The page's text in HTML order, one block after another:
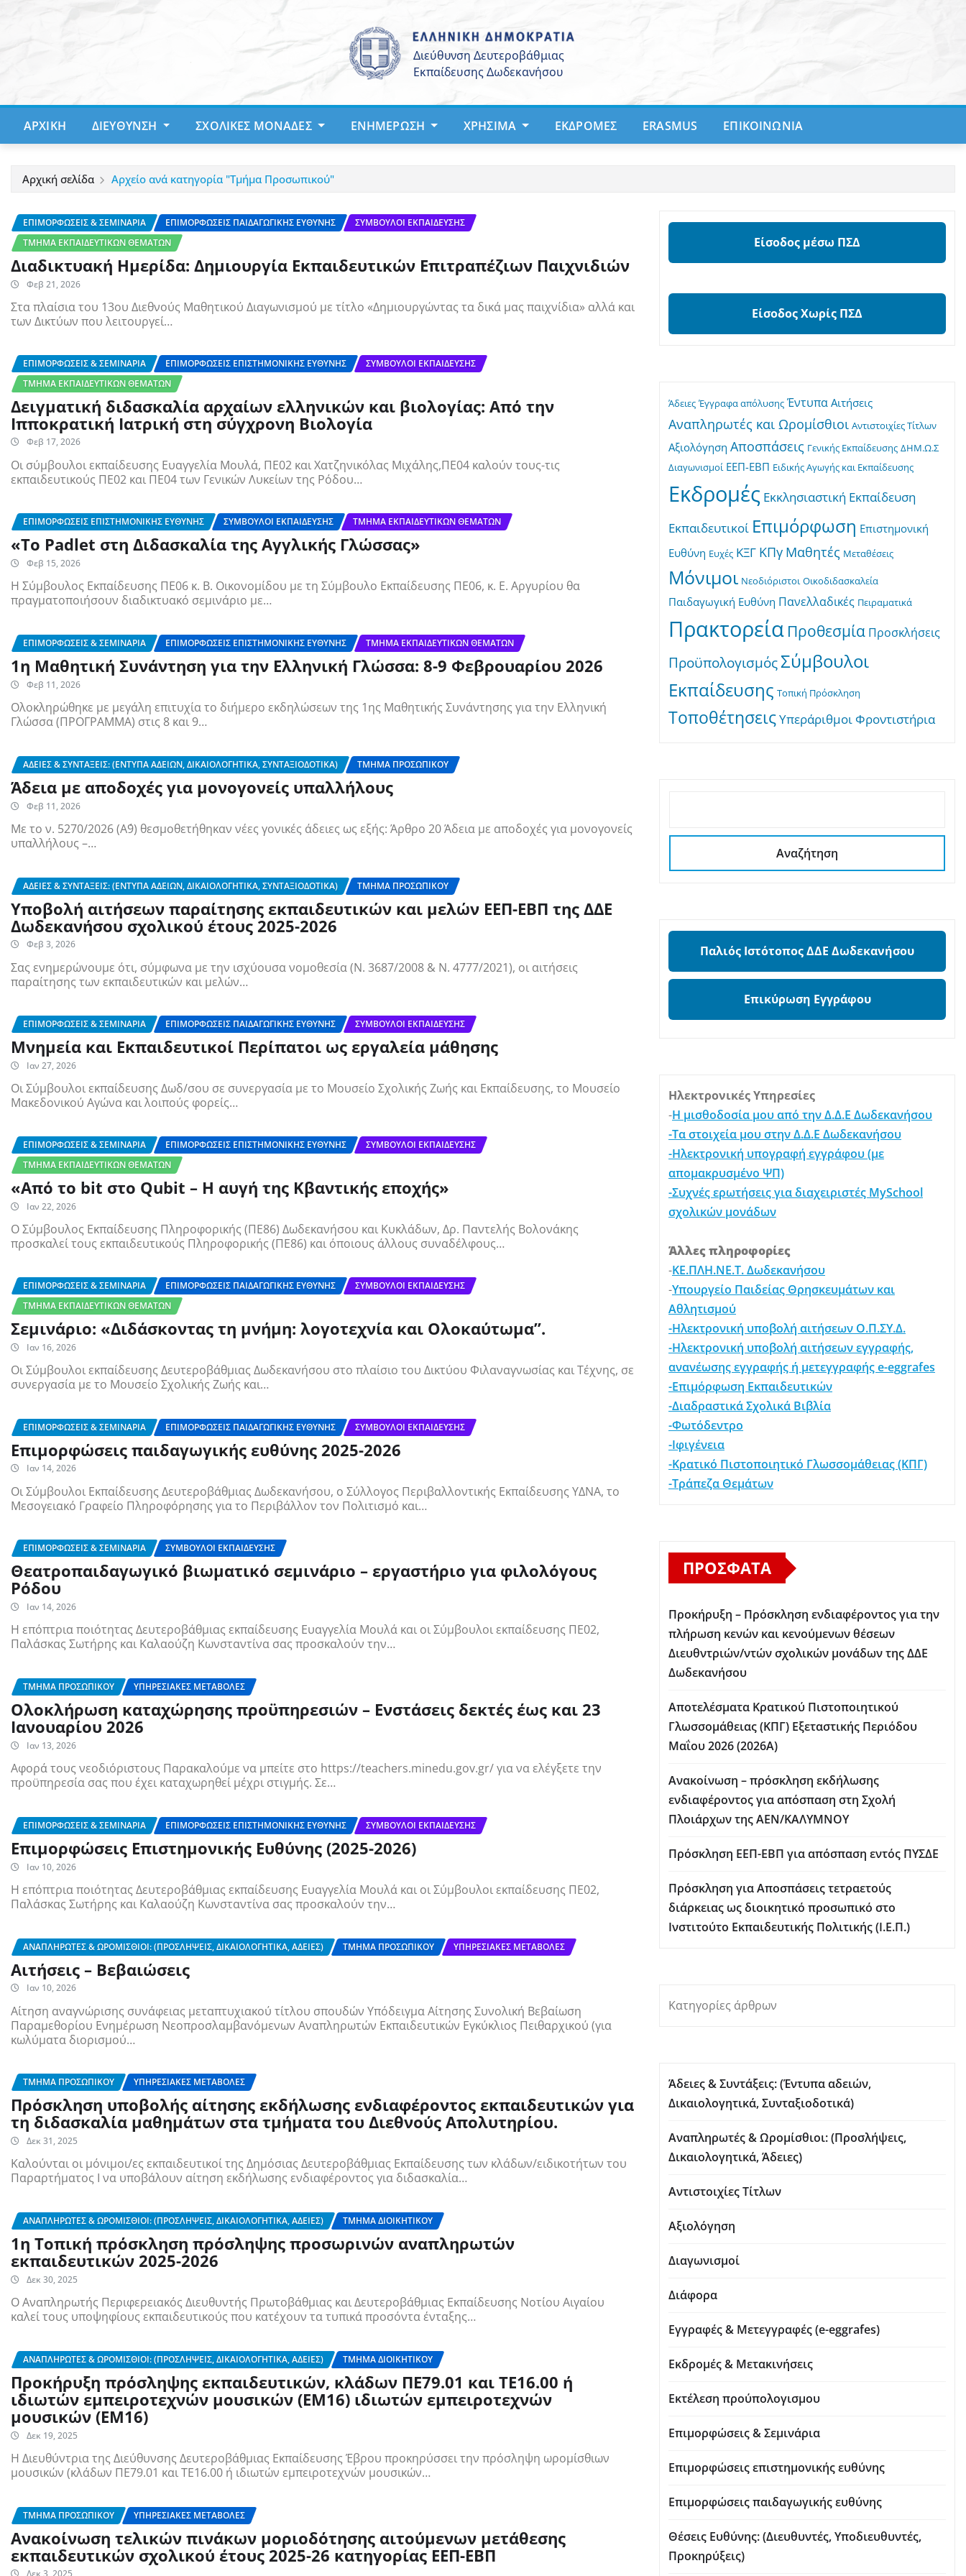
ΑΡΧΙΚΉ ΔΙΕΎΘΥΝΣΗ ΣΧΟΛΙΚΈΣ ΜΟΝΆΔΕΣ ΕΝΗΜΈΡΩΣΗ ΧΡΉΣΙΜΑ ΕΚΔΡΟΜΈΣ ERASMUS ΕΠΙΚΟΙΝΩΝΙΑ
Αρχική σελίδα Αρχείο ανά κατηγορία "Τμήμα Προσωπικού"
ΕΠΙΜΟΡΦΏΣΕΙΣ & ΣΕΜΙΝΆΡΙΑ ΕΠΙΜΟΡΦΏΣΕΙΣ ΠΑΙΔΑΓΩΓΙΚΉΣ ΕΥΘΎΝΗΣ
ΣΎΜΒΟΥΛΟΙ ΕΚΠΑΊΔΕΥΣΗΣ
ΤΜΉΜΑ ΕΚΠΑΙΔΕΥΤΙΚΏΝ ΘΕΜΆΤΩΝ
Διαδικτυακή Ημερίδα: Δημιουργία Εκπαιδευτικών Επιτραπέζιων Παιχνιδιών
Φεβ 21, 2026
Στα πλαίσια του 13ου Διεθνούς Μαθητικού Διαγωνισμού με τίτλο «Δημιουργώντας τα δικά μας παιχνίδια» αλλά και
των Δικτύων που λειτουργεί…
ΕΠΙΜΟΡΦΏΣΕΙΣ & ΣΕΜΙΝΆΡΙΑ ΕΠΙΜΟΡΦΏΣΕΙΣ ΕΠΙΣΤΗΜΟΝΙΚΉΣ ΕΥΘΎΝΗΣ
ΣΎΜΒΟΥΛΟΙ ΕΚΠΑΊΔΕΥΣΗΣ
ΤΜΉΜΑ ΕΚΠΑΙΔΕΥΤΙΚΏΝ ΘΕΜΆΤΩΝ
Δειγματική διδασκαλία αρχαίων ελληνικών και βιολογίας: Από την
Ιπποκρατική Ιατρική στη σύγχρονη Βιολογία
Φεβ 17, 2026
Οι σύμβουλοι εκπαίδευσης Ευαγγελία Μουλά, ΠΕ02 και Χατζηνικόλας Μιχάλης,ΠΕ04 καλούν τους-τις
εκπαιδευτικούς ΠΕ02 και ΠΕ04 των Γενικών Λυκείων της Ρόδου…
ΕΠΙΜΟΡΦΏΣΕΙΣ ΕΠΙΣΤΗΜΟΝΙΚΉΣ ΕΥΘΎΝΗΣ ΣΎΜΒΟΥΛΟΙ ΕΚΠΑΊΔΕΥΣΗΣ ΤΜΉΜΑ ΕΚΠΑΙΔΕΥΤΙΚΏΝ ΘΕΜΆΤΩΝ
«Το Padlet στη Διδασκαλία της Αγγλικής Γλώσσας»
Φεβ 15, 2026
Η Σύμβουλος Εκπαίδευσης ΠΕ06 κ. Β. Οικονομίδου με τη Σύμβουλο Εκπαίδευσης ΠΕ06, κ. Ε. Αργυρίου θα
πραγματοποιήσουν διαδικτυακό σεμινάριο με…
ΕΠΙΜΟΡΦΏΣΕΙΣ & ΣΕΜΙΝΆΡΙΑ ΕΠΙΜΟΡΦΏΣΕΙΣ ΕΠΙΣΤΗΜΟΝΙΚΉΣ ΕΥΘΎΝΗΣ ΤΜΉΜΑ ΕΚΠΑΙΔΕΥΤΙΚΏΝ ΘΕΜΆΤΩΝ
1η Μαθητική Συνάντηση για την Ελληνική Γλώσσα: 8-9 Φεβρουαρίου 2026
Φεβ 11, 2026
Ολοκληρώθηκε με μεγάλη επιτυχία το διήμερο εκδηλώσεων της 1ης Μαθητικής Συνάντησης για την Ελληνική
Γλώσσα (ΠΡΟΓΡΑΜΜΑ) στις 8 και 9…
ΆΔΕΙΕΣ & ΣΥΝΤΆΞΕΙΣ: (ΈΝΤΥΠΑ ΑΔΕΙΏΝ, ΔΙΚΑΙΟΛΟΓΗΤΙΚΆ, ΣΥΝΤΑΞΙΟΔΟΤΙΚΆ) ΤΜΉΜΑ ΠΡΟΣΩΠΙΚΟΎ
Άδεια με αποδοχές για μονογονείς υπαλλήλους
Φεβ 11, 2026
Με το ν. 5270/2026 (Α΄9) θεσμοθετήθηκαν νέες γονικές άδειες ως εξής: Άρθρο 20 Άδεια με αποδοχές για μονογονείς
υπαλλήλους –…
ΆΔΕΙΕΣ & ΣΥΝΤΆΞΕΙΣ: (ΈΝΤΥΠΑ ΑΔΕΙΏΝ, ΔΙΚΑΙΟΛΟΓΗΤΙΚΆ, ΣΥΝΤΑΞΙΟΔΟΤΙΚΆ) ΤΜΉΜΑ ΠΡΟΣΩΠΙΚΟΎ
Υποβολή αιτήσεων παραίτησης εκπαιδευτικών και μελών ΕΕΠ-ΕΒΠ της ΔΔΕ
Δωδεκανήσου σχολικού έτους 2025-2026
Φεβ 3, 2026
Σας ενημερώνουμε ότι, σύμφωνα με την ισχύουσα νομοθεσία (Ν. 3687/2008 & Ν. 4777/2021), οι αιτήσεις
παραίτησης των εκπαιδευτικών και μελών…
ΕΠΙΜΟΡΦΏΣΕΙΣ & ΣΕΜΙΝΆΡΙΑ ΕΠΙΜΟΡΦΏΣΕΙΣ ΠΑΙΔΑΓΩΓΙΚΉΣ ΕΥΘΎΝΗΣ ΣΎΜΒΟΥΛΟΙ ΕΚΠΑΊΔΕΥΣΗΣ
Μνημεία και Εκπαιδευτικοί Περίπατοι ως εργαλεία μάθησης
Ιαν 27, 2026
Οι Σύμβουλοι εκπαίδευσης Δωδ/σου σε συνεργασία με το Μουσείο Σχολικής Ζωής και Εκπαίδευσης, το Μουσείο
Μακεδονικού Αγώνα και λοιπούς φορείς…
ΕΠΙΜΟΡΦΏΣΕΙΣ & ΣΕΜΙΝΆΡΙΑ ΕΠΙΜΟΡΦΏΣΕΙΣ ΕΠΙΣΤΗΜΟΝΙΚΉΣ ΕΥΘΎΝΗΣ
ΣΎΜΒΟΥΛΟΙ ΕΚΠΑΊΔΕΥΣΗΣ
ΤΜΉΜΑ ΕΚΠΑΙΔΕΥΤΙΚΏΝ ΘΕΜΆΤΩΝ
«Από το bit στο Qubit – Η αυγή της Κβαντικής εποχής»
Ιαν 22, 2026
Ο Σύμβουλος Εκπαίδευσης Πληροφορικής (ΠΕ86) Δωδεκανήσου και Κυκλάδων, Δρ. Παντελής Βολονάκης
προσκαλεί τους εκπαιδευτικούς Πληροφορικής (ΠΕ86) και όποιους άλλους συναδέλφους…
ΕΠΙΜΟΡΦΏΣΕΙΣ & ΣΕΜΙΝΆΡΙΑ ΕΠΙΜΟΡΦΏΣΕΙΣ ΠΑΙΔΑΓΩΓΙΚΉΣ ΕΥΘΎΝΗΣ
ΣΎΜΒΟΥΛΟΙ ΕΚΠΑΊΔΕΥΣΗΣ
ΤΜΉΜΑ ΕΚΠΑΙΔΕΥΤΙΚΏΝ ΘΕΜΆΤΩΝ
Σεμινάριο: «Διδάσκοντας τη μνήμη: λογοτεχνία και Ολοκαύτωμα”.
Ιαν 16, 2026
Οι Σύμβουλοι εκπαίδευσης Δευτεροβάθμιας Δωδεκανήσου στο πλαίσιο του Δικτύου Φιλαναγνωσίας και Τέχνης, σε
συνεργασία με το Μουσείο Σχολικής Ζωής και…
ΕΠΙΜΟΡΦΏΣΕΙΣ & ΣΕΜΙΝΆΡΙΑ ΕΠΙΜΟΡΦΏΣΕΙΣ ΠΑΙΔΑΓΩΓΙΚΉΣ ΕΥΘΎΝΗΣ ΣΎΜΒΟΥΛΟΙ ΕΚΠΑΊΔΕΥΣΗΣ
Επιμορφώσεις παιδαγωγικής ευθύνης 2025-2026
Ιαν 14, 2026
Οι Σύμβουλοι Εκπαίδευσης Δευτεροβάθμιας Δωδεκανήσου, ο Σύλλογος Περιβαλλοντικής Εκπαίδευσης ΥΔΝΑ, το
Μεσογειακό Γραφείο Πληροφόρησης για το Περιβάλλον τον Πολιτισμό και…
ΕΠΙΜΟΡΦΏΣΕΙΣ & ΣΕΜΙΝΆΡΙΑ ΣΎΜΒΟΥΛΟΙ ΕΚΠΑΊΔΕΥΣΗΣ
Θεατροπαιδαγωγικό βιωματικό σεμινάριο – εργαστήριο για φιλολόγους
Ρόδου
Ιαν 14, 2026
Η επόπτρια ποιότητας Δευτεροβάθμιας εκπαίδευσης Ευαγγελία Μουλά και οι Σύμβουλοι εκπαίδευσης ΠΕ02,
Παλάσκας Σωτήρης και Καλαούζη Κωνσταντίνα σας προσκαλούν την…
ΤΜΉΜΑ ΠΡΟΣΩΠΙΚΟΎ ΥΠΗΡΕΣΙΑΚΈΣ ΜΕΤΑΒΟΛΈΣ
Ολοκλήρωση καταχώρησης προϋπηρεσιών – Ενστάσεις δεκτές έως και 23
Ιανουαρίου 2026
Ιαν 13, 2026
Αφορά τους νεοδιόριστους Παρακαλούμε να μπείτε στο https://teachers.minedu.gov.gr/ για να ελέγξετε την
προϋπηρεσία σας που έχει καταχωρηθεί μέχρι στιγμής. Σε…
ΕΠΙΜΟΡΦΏΣΕΙΣ & ΣΕΜΙΝΆΡΙΑ ΕΠΙΜΟΡΦΏΣΕΙΣ ΕΠΙΣΤΗΜΟΝΙΚΉΣ ΕΥΘΎΝΗΣ ΣΎΜΒΟΥΛΟΙ ΕΚΠΑΊΔΕΥΣΗΣ
Επιμορφώσεις Επιστημονικής Ευθύνης (2025-2026)
Ιαν 10, 2026
Η επόπτρια ποιότητας Δευτεροβάθμιας εκπαίδευσης Ευαγγελία Μουλά και οι Σύμβουλοι εκπαίδευσης ΠΕ02,
Παλάσκας Σωτήρης και Καλαούζη Κωνσταντίνα σας προσκαλούν την…
ΑΝΑΠΛΗΡΩΤΈΣ & ΩΡΟΜΊΣΘΙΟΙ: (ΠΡΟΣΛΉΨΕΙΣ, ΔΙΚΑΙΟΛΟΓΗΤΙΚΆ, ΆΔΕΙΕΣ) ΤΜΉΜΑ ΠΡΟΣΩΠΙΚΟΎ ΥΠΗΡΕΣΙΑΚΈΣ ΜΕΤΑΒΟΛΈΣ
Αιτήσεις – Βεβαιώσεις
Ιαν 10, 2026
Αίτηση αναγνώρισης συνάφειας μεταπτυχιακού τίτλου σπουδών Υπόδειγμα Αίτησης Συνολική Βεβαίωση
Παραμεθορίου Ενημέρωση Νεοπροσλαμβανόμενων Αναπληρωτών Εκπαιδευτικών Εγκύκλιος Πειθαρχικού (για
κωλύματα διορισμού…
ΤΜΉΜΑ ΠΡΟΣΩΠΙΚΟΎ ΥΠΗΡΕΣΙΑΚΈΣ ΜΕΤΑΒΟΛΈΣ
Πρόσκληση υποβολής αίτησης εκδήλωσης ενδιαφέροντος εκπαιδευτικών για
τη διδασκαλία μαθημάτων στα τμήματα του Διεθνούς Απολυτηρίου.
Δεκ 31, 2025
Καλούνται οι μόνιμοι/ες εκπαιδευτικοί της Δημόσιας Δευτεροβάθμιας Εκπαίδευσης των κλάδων/ειδικοτήτων του
Παραρτήματος Ι να υποβάλουν αίτηση εκδήλωσης ενδιαφέροντος για διδασκαλία…
ΑΝΑΠΛΗΡΩΤΈΣ & ΩΡΟΜΊΣΘΙΟΙ: (ΠΡΟΣΛΉΨΕΙΣ, ΔΙΚΑΙΟΛΟΓΗΤΙΚΆ, ΆΔΕΙΕΣ) ΤΜΉΜΑ ΔΙΟΙΚΗΤΙΚΟΎ
1η Τοπική πρόσκληση πρόσληψης προσωρινών αναπληρωτών
εκπαιδευτικών 2025-2026
Δεκ 30, 2025
Ο Αναπληρωτής Περιφερειακός Διευθυντής Πρωτοβάθμιας και Δευτεροβάθμιας Εκπαίδευσης Νοτίου Αιγαίου
καλεί τους υποψηφίους εκπαιδευτικούς που κατέχουν τα τυπικά προσόντα ένταξης…
ΑΝΑΠΛΗΡΩΤΈΣ & ΩΡΟΜΊΣΘΙΟΙ: (ΠΡΟΣΛΉΨΕΙΣ, ΔΙΚΑΙΟΛΟΓΗΤΙΚΆ, ΆΔΕΙΕΣ) ΤΜΉΜΑ ΔΙΟΙΚΗΤΙΚΟΎ
Προκήρυξη πρόσληψης εκπαιδευτικών, κλάδων ΠΕ79.01 και ΤΕ16.00 ή
ιδιωτών εμπειροτεχνών μουσικών (ΕΜ16) ιδιωτών εμπειροτεχνών
μουσικών (ΕΜ16)
Δεκ 19, 2025
Η Διευθύντρια της Διεύθυνσης Δευτεροβάθμιας Εκπαίδευσης Έβρου προκηρύσσει την πρόσληψη ωρομίσθιων
μουσικών (κλάδων ΠΕ79.01 και ΤΕ16.00 ή ιδιωτών εμπειροτεχνών μουσικών…
ΤΜΉΜΑ ΠΡΟΣΩΠΙΚΟΎ ΥΠΗΡΕΣΙΑΚΈΣ ΜΕΤΑΒΟΛΈΣ
Ανακοίνωση τελικών πινάκων μοριοδότησης αιτούμενων μετάθεσης
εκπαιδευτικών σχολικού έτους 2025-26 κατηγορίας ΕΕΠ-ΕΒΠ
Είσοδος μέσω ΠΣΔ
Είσοδος Χωρίς ΠΣΔ
Άδειες Έγγραφα απόλυσης Έντυπα Αιτήσεις
Αναπληρωτές και Ωρομίσθιοι Αντιστοιχίες Τίτλων
Αξιολόγηση Αποσπάσεις Γενικής Εκπαίδευσης ΔΗΜ.Ω.Σ
Διαγωνισμοί ΕΕΠ-ΕΒΠ Ειδικής Αγωγής και Εκπαίδευσης
Εκδρομές Εκκλησιαστική Εκπαίδευση
Εκπαιδευτικοί Επιμόρφωση Επιστημονική
Ευθύνη Ευχές ΚΞΓ ΚΠγ Μαθητές Μεταθέσεις
Μόνιμοι Νεοδιόριστοι Οικοδιδασκαλεία
Παιδαγωγική Ευθύνη Πανελλαδικές Πειραματικά
Πρακτορεία Προθεσμία Προσκλήσεις
ΠροϋπολογισμόςΣύμβουλοι
Εκπαίδευσης Τοπική Πρόσκληση
ΤοποθέτησειςΥπεράριθμοι Φροντιστήρια
Αναζήτηση
Παλιός Ιστότοπος ΔΔΕ Δωδεκανήσου
Επικύρωση Εγγράφου
Ηλεκτρονικές Υπηρεσίες
-Η μισθοδοσία μου από την Δ.Δ.Ε Δωδεκανήσου
-Τα στοιχεία μου στην Δ.Δ.Ε Δωδεκανήσου
-Ηλεκτρονική υπογραφή εγγράφου (με
απομακρυσμένο ΨΠ)
-Συχνές ερωτήσεις για διαχειριστές MySchool
σχολικών μονάδων
Άλλες πληροφορίες
-ΚΕ.ΠΛΗ.ΝΕ.Τ. Δωδεκανήσου
-Υπουργείο Παιδείας Θρησκευμάτων και
Αθλητισμού
-Ηλεκτρονική υποβολή αιτήσεων Ο.Π.ΣΥ.Δ.
-Ηλεκτρονική υποβολή αιτήσεων εγγραφής,
ανανέωσης εγγραφής ή μετεγγραφής e-eggrafes
-Επιμόρφωση Εκπαιδευτικών
-Διαδραστικά Σχολικά Βιβλία
-Φωτόδεντρο
-Ιφιγένεια
-Κρατικό Πιστοποιητικό Γλωσσομάθειας (ΚΠΓ)
-Τράπεζα Θεμάτων
ΠΡΌΣΦΑΤΑ
Προκήρυξη – Πρόσκληση ενδιαφέροντος για την
πλήρωση κενών και κενούμενων θέσεων
Διευθντριών/ντών σχολικών μονάδων της ΔΔΕ
Δωδεκανήσου
Αποτελέσματα Κρατικού Πιστοποιητικού
Γλωσσομάθειας (ΚΠΓ) Εξεταστικής Περιόδου
Μαΐου 2026 (2026Α)
Ανακοίνωση – πρόσκληση εκδήλωσης
ενδιαφέροντος για απόσπαση στη Σχολή
Πλοιάρχων της ΑΕΝ/ΚΑΛΥΜΝΟΥ
Πρόσκληση ΕΕΠ-ΕΒΠ για απόσπαση εντός ΠΥΣΔΕ
Πρόσκληση για Aποσπάσεις τετραετούς
διάρκειας ως διοικητικό προσωπικό στο
Ινστιτούτο Εκπαιδευτικής Πολιτικής (Ι.Ε.Π.)
Κατηγορίες άρθρων
Άδειες & Συντάξεις: (Έντυπα αδειών,
Δικαιολογητικά, Συνταξιοδοτικά)
Αναπληρωτές & Ωρομίσθιοι: (Προσλήψεις,
Δικαιολογητικά, Άδειες)
Αντιστοιχίες Τίτλων
Αξιολόγηση
Διαγωνισμοί
Διάφορα
Εγγραφές & Μετεγγραφές (e-eggrafes)
Εκδρομές & Μετακινήσεις
Εκτέλεση προύπολογισμου
Επιμορφώσεις & Σεμινάρια
Επιμορφώσεις επιστημονικής ευθύνης
Επιμορφώσεις παιδαγωγικής ευθύνης
Θέσεις Ευθύνης: (Διευθυντές, Υποδιευθυντές,
Προκηρύξεις)